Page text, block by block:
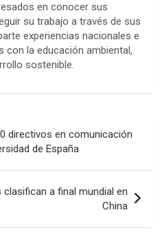
en conocer sus
su trabajo a través de sus
experiencias nacionales e
con la educación ambiental,
sostenible.
directivos en comunicación
de España
a final mundial en
China